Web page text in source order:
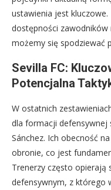
ustawienia jest
dostępności zawodników
możemy się spodziewać
Sevilla FC:
Potencjalna
W ostatnich
dla formacji defensywnej
Sánchez. Ich obecność
obronie, co jest
Trenerzy często opierają
defensywnym, z którego